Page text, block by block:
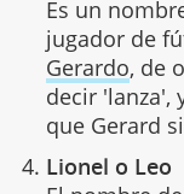
Es un
jugador de
Gerardo, de
decir 'lanza',
que Gerard
Lionel o Leo